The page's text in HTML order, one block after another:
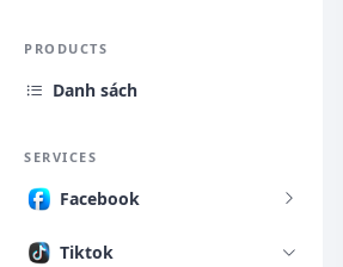
PRODUCTS
Danh sách
SERVICES
Facebook
Tiktok